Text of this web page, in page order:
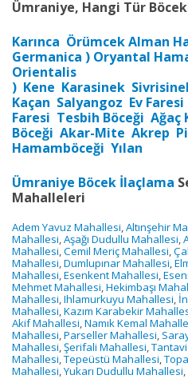
Ümraniye, Hangi Tür
Karınca ÖrümcekAlman
Germanica ) Oryantal
Orientalis
) Kene Karasinek
Kaçan Salyangoz Ev Faresi
Faresi Tesbih Böceği Ağaç
Böceği Akar-Mite Akrep
Hamamböceği Yılan
Ümraniye Böcek İlaçlama
Mahalleleri
Adem Yavuz Mahallesi,Altınşehir
Mahallesi,Aşağı Dudullu Mahallesi,
Mahallesi,Cemil Meriç Mahallesi,
Mahallesi,Dumlupınar Mahallesi,
Mahallesi,Esenkent Mahallesi,
Mehmet Mahallesi,Hekimbaşı
Mahallesi,Ihlamurkuyu Mahallesi,
Mahallesi,Kazım Karabekir
Akif Mahallesi,Namık Kemal
Mahallesi,Parseller Mahallesi,
Mahallesi,Şerifali Mahallesi,
Mahallesi,Tepeüstü Mahallesi,
Mahallesi,Yukarı Dudullu Mahallesi,